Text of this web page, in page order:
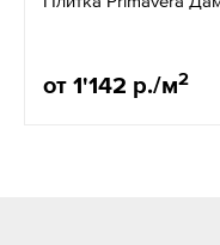
от 1'142 р./м2